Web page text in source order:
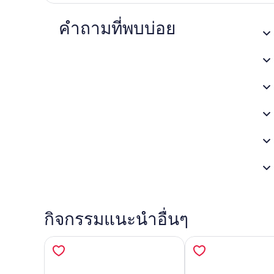
คำถามที่พบบ่อย
กิจกรรมแนะนำอื่นๆ